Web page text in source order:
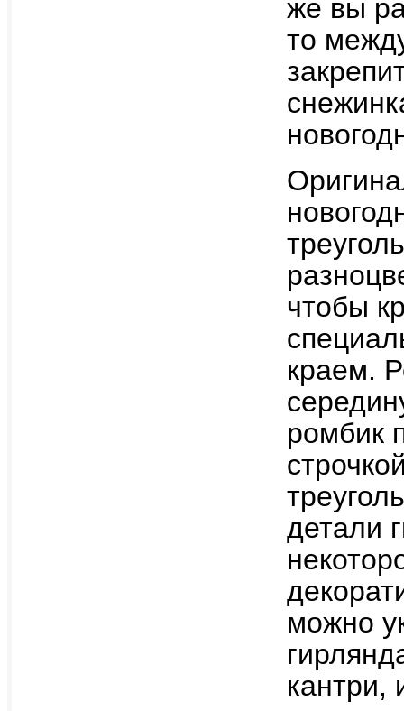
же вы
то
чтобы
краем.
ромбик
детали
можно
кантри,